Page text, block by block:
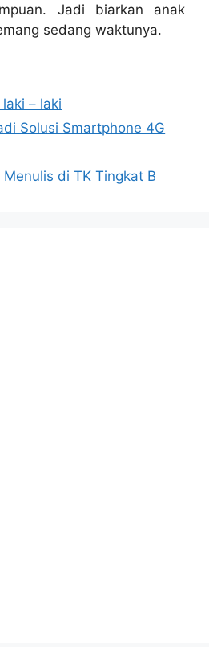
Jadi biarkan anak
sedang waktunya.
– laki
Solusi Smartphone 4G
di TK Tingkat B